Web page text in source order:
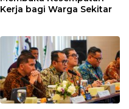
Kerja bagi Warga Sekitar